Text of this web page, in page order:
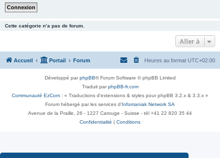
Cette catégorie n’a pas de forum.
Aller à
Accueil Portail Forum Heures au format UTC+02:00
Développé parphpBB® Forum Software © phpBB Limited
Traduit parphpBB-fr.com
Communauté EzCom : « Traductions d'extensions & styles pour phpBB 3.2.x & 3.3.x »
Forum hébergé par les services d’ Infomaniak Network SA
Avenue de la Praille, 26 - 1227 Carouge - Suisse - tél +41 22 820 35 44
Confidentialité
Conditions